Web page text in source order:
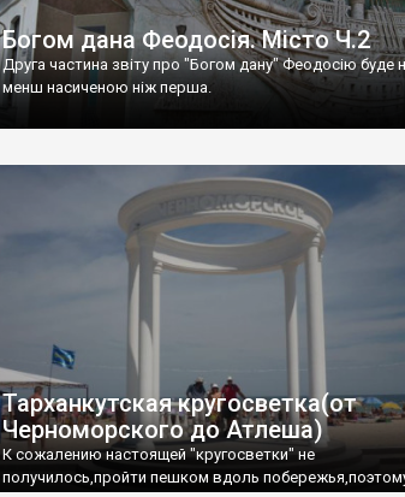
Богом дана Феодосія. Місто Ч.2
Друга частина звіту про "Богом дану" Феодосію буде
менш насиченою ніж перша.
Тарханкутская кругосветка(от
Черноморского до Атлеша)
К сожалению настоящей "кругосветки" не
получилось,пройти пешком вдоль